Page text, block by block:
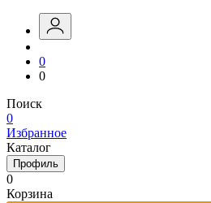
0
0
Поиск
0
Избранное
Каталог
Профиль
0
Корзина